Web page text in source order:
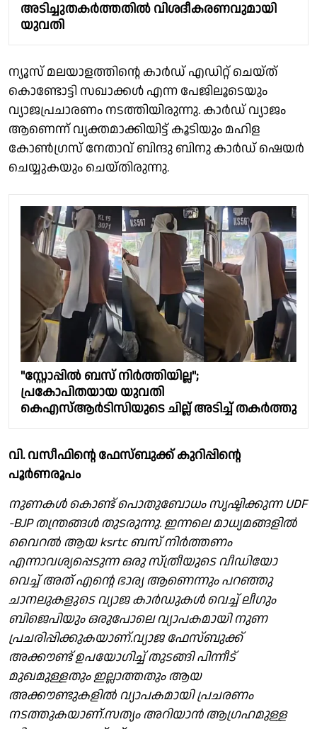
അടിച്ചുതകർത്തതിൽ വിശദീകരണവുമായി
യുവതി
ന്യൂസ് മലയാളത്തിൻ്റെ കാർഡ് എഡിറ്റ് ചെയ്ത്
കൊണ്ടോട്ടി സഖാക്കൾ എന്ന പേജിലൂടെയും
വ്യാജപ്രചാരണം നടത്തിയിരുന്നു. കാർഡ് വ്യാജം
ആണെന്ന് വ്യക്തമാക്കിയിട്ട് കൂടിയും മഹിള
കോൺഗ്രസ് നേതാവ് ബിന്ദു ബിനു കാർഡ് ഷെയർ
ചെയ്യുകയും ചെയ്തിരുന്നു.
"സ്റ്റോപ്പിൽ ബസ് നിർത്തിയില്ല";
പ്രകോപിതയായ യുവതി
കെഎസ്ആർടിസിയുടെ ചില്ല് അടിച്ച് തകർത്തു
വി. വസീഫിൻ്റെ ഫേസ്ബുക്ക് കുറിപ്പിൻ്റെ
പൂർണരൂപം
നുണകൾ കൊണ്ട് പൊതുബോധം സൃഷ്ടിക്കുന്ന UDF
-BJP തന്ത്രങ്ങൾ തുടരുന്നു. ഇന്നലെ മാധ്യമങ്ങളിൽ
വൈറൽ ആയ ksrtc ബസ് നിർത്തണം
എന്നാവശ്യപ്പെടുന്ന ഒരു സ്ത്രീയുടെ വീഡിയോ
വെച്ച് അത് എന്റെ ഭാര്യ ആണെന്നും പറഞ്ഞു
ചാനലുകളുടെ വ്യാജ കാർഡുകൾ വെച്ച് ലീഗും
ബിജെപിയും ഒരുപോലെ വ്യാപകമായി നുണ
പ്രചരിപ്പിക്കുകയാണ്.വ്യാജ ഫേസ്ബുക്ക്‌
അക്കൗണ്ട് ഉപയോഗിച്ച് തുടങ്ങി പിന്നീട്
മുഖമുള്ളതും ഇല്ലാത്തതും ആയ
അക്കൗണ്ടുകളിൽ വ്യാപകമായി പ്രചരണം
നടത്തുകയാണ്.സത്യം അറിയാൻ ആഗ്രഹമുള്ള